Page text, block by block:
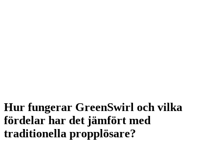
Hur fungerar GreenSwirl och vilka
fördelar har det jämfört med
traditionella propplösare?